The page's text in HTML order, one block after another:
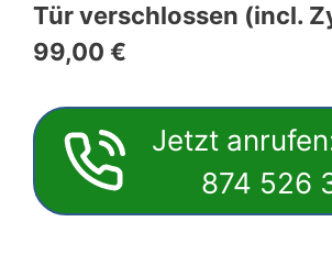
Tür verschlossen (incl.
99,00 €
Jetzt
874 526